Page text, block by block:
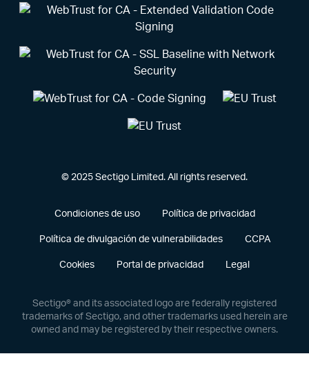
© 2025 Sectigo Limited. All rights reserved.
Condiciones de uso Política de privacidad
Política de divulgación de vulnerabilidades CCPA
Cookies Portal de privacidad Legal
Sectigo® and its associated logo are federally registered
trademarks of Sectigo, and other trademarks used herein are
owned and may be registered by their respective owners.